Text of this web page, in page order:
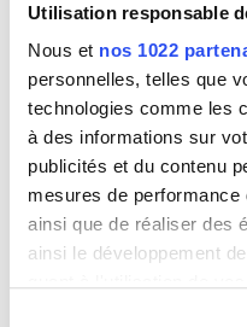
Utilisation responsable
Nous et nos 1022
personnelles, telles que
technologies comme les
à des informations sur
publicités et du contenu
mesures de
ainsi que de réaliser des
ainsi le développement
Van Bommel Elias Pieter
Amsterdam (Pays-Bas) 1819 -
van Borselen Jan Willem
Gouda (Pays-Bas) 1825 - La
van Borssom Anthonie
Amsterdam ca. 1630 - 1677
van Breda Jan
Van Brée Mathieu
Anvers 1773 - 1839